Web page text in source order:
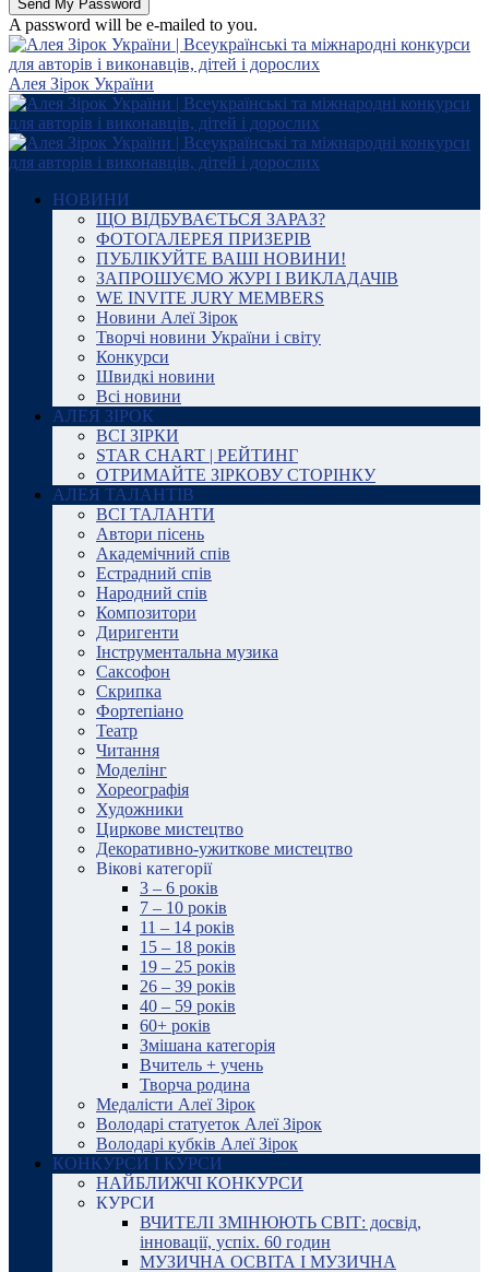
A password will be e-mailed to you.
Алея Зірок України
НОВИНИ
ЩО ВІДБУВАЄТЬСЯ ЗАРАЗ?
ФОТОГАЛЕРЕЯ ПРИЗЕРІВ
ПУБЛІКУЙТЕ ВАШІ НОВИНИ!
ЗАПРОШУЄМО ЖУРІ І ВИКЛАДАЧІВ
WE INVITE JURY MEMBERS
Новини Алеї Зірок
Творчі новини України і світу
Конкурси
Швидкі новини
Всі новини
АЛЕЯ ЗІРОК
ВСІ ЗІРКИ
STAR CHART | РЕЙТИНГ
ОТРИМАЙТЕ ЗІРКОВУ СТОРІНКУ
АЛЕЯ ТАЛАНТІВ
ВСІ ТАЛАНТИ
Автори пісень
Академічний спів
Естрадний спів
Народний спів
Композитори
Диригенти
Інструментальна музика
Саксофон
Скрипка
Фортепіано
Театр
Читання
Моделінг
Хореографія
Художники
Циркове мистецтво
Декоративно-ужиткове мистецтво
Вікові категорії
3 – 6 років
7 – 10 років
11 – 14 років
15 – 18 років
19 – 25 років
26 – 39 років
40 – 59 років
60+ років
Змішана категорія
Вчитель + учень
Творча родина
Медалісти Алеї Зірок
Володарі статуеток Алеї Зірок
Володарі кубків Алеї Зірок
КОНКУРСИ І КУРСИ
НАЙБЛИЖЧІ КОНКУРСИ
КУРСИ
ВЧИТЕЛІ ЗМІНЮЮТЬ СВІТ: досвід,
інновації, успіх. 60 годин
МУЗИЧНА ОСВІТА І МУЗИЧНА